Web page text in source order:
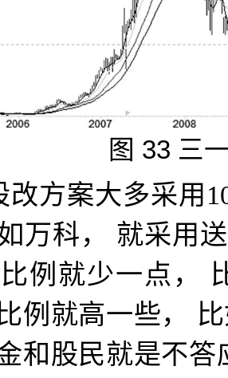
图 33 三
改方案大多采用
万科，
就采用
例就少一点，
例就高一些，
和股民就是不答